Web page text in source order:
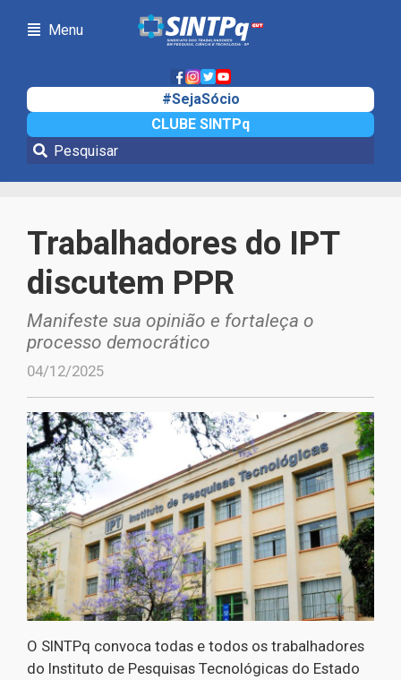
Menu
#SejaSócio
CLUBE SINTPq
Notícias
Trabalhadores do IPT
discutem PPR
Manifeste sua opinião e fortaleça o
processo democrático
04/12/2025
O SINTPq convoca todas e todos os trabalhadores
do Instituto de Pesquisas Tecnológicas do Estado